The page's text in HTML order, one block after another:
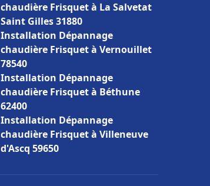
chaudière Frisquet à La Salvetat
Saint Gilles 31880
Installation Dépannage
chaudière Frisquet à Vernouillet
78540
Installation Dépannage
chaudière Frisquet à Béthune
62400
Installation Dépannage
chaudière Frisquet à Villeneuve
d'Ascq 59650